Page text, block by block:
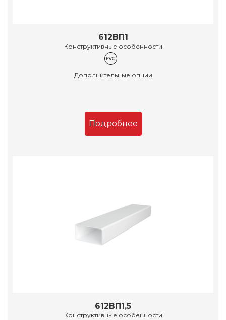
612ВП1
Конструктивные особенности
Дополнительные опции
Подробнее
612ВП1,5
Конструктивные особенности